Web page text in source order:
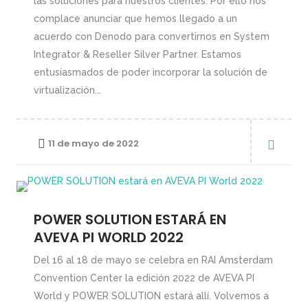
complace anunciar que hemos llegado a un
acuerdo con Denodo para convertirnos en System
Integrator & Reseller Silver Partner. Estamos
entusiasmados de poder incorporar la solución de
virtualización...
11 de mayo de 2022
POWER SOLUTION ESTARÁ EN
AVEVA PI WORLD 2022
Del 16 al 18 de mayo se celebra en RAI Amsterdam
Convention Center la edición 2022 de AVEVA PI
World y POWER SOLUTION estará allí. Volvemos a